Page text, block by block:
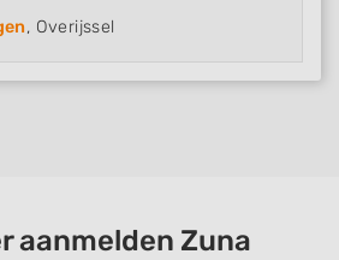
, Overijssel
aanmelden Zuna